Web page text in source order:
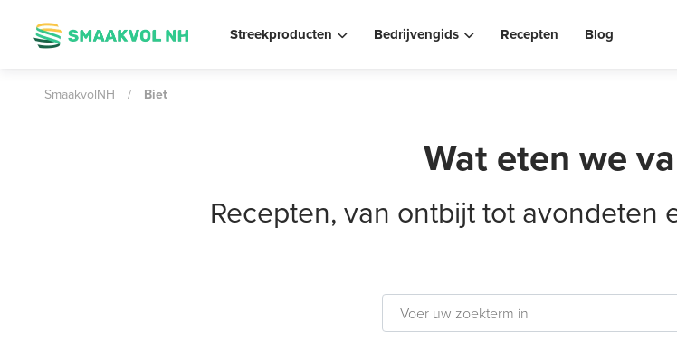
Streekproducten Bedrijvengids Recepten Blog
SmaakvolNH / Biet
Wat eten we
Recepten, van ontbijt tot avondeten